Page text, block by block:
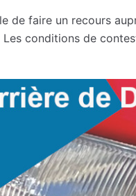
de faire un recours
conditions de